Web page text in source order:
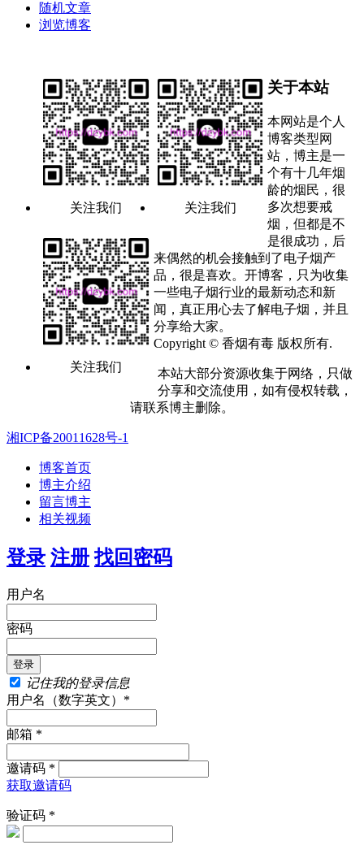
随机文章
浏览博客
关注我们 关注我们
关注我们
关于本站
本网站是个人
博客类型网
站，博主是一
个有十几年烟
龄的烟民，很
多次想要戒
烟，但都是不
是很成功，后
来偶然的机会接触到了电子烟产
品，很是喜欢。开博客，只为收集
一些电子烟行业的最新动态和新
闻，真正用心去了解电子烟，并且
分享给大家。
Copyright © 香烟有毒 版权所有.
本站大部分资源收集于网络，只做
分享和交流使用，如有侵权转载，
请联系博主删除。
湘ICP备20011628号-1
博客首页
博主介绍
留言博主
相关视频
登录 注册 找回密码
用户名
密码
记住我的登录信息
用户名（数字英文）*
邮箱 *
邀请码 *
获取邀请码
验证码 *